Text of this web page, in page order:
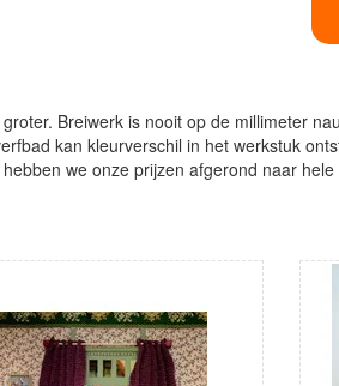
Breiwerk is nooit op de millimeter
kan kleurverschil in het werkstuk
we onze prijzen afgerond naar